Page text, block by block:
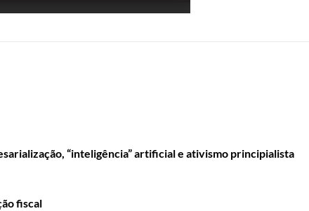
“inteligência” artificial e ativismo principialista
fiscal